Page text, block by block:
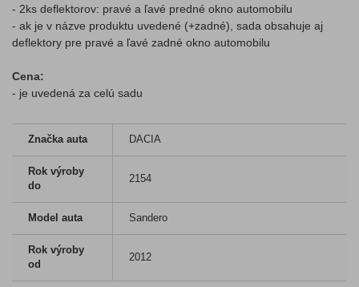
- 2ks deflektorov: pravé a ľavé predné okno automobilu
- ak je v názve produktu uvedené (+zadné), sada obsahuje aj
deflektory pre pravé a ľavé zadné okno automobilu
Cena:
- je uvedená za celú sadu
Značka auta DACIA
Rok výroby
do
2154
Model auta Sandero
Rok výroby
od
2012